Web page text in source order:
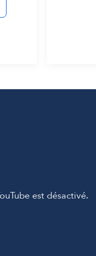
dans un nouvel onglet)
est désactivé.